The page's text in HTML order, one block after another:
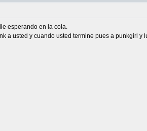
esperando en la cola.
a usted y cuando usted termine pues a punkgirl y